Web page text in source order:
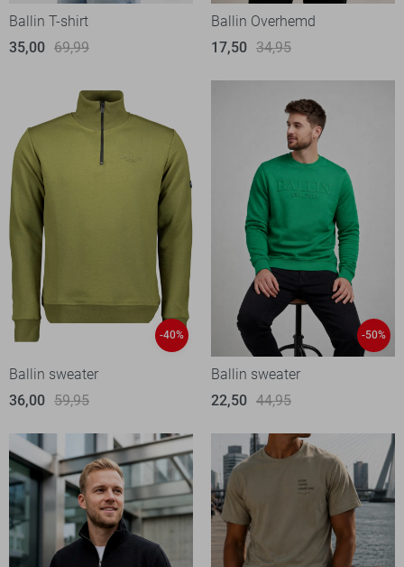
Ballin T-shirt
35,00 69,99
Ballin Overhemd
17,50 34,95
-40%
Ballin sweater
36,00 59,95
-50%
Ballin sweater
22,50 44,95